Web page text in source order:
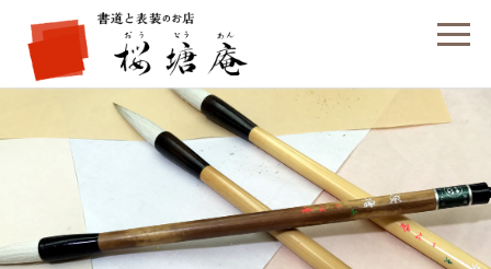
フォームでのお問い合わせ